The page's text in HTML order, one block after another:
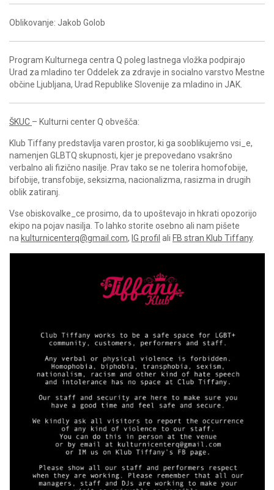
Oblikovanje: Jakob Golob
Program Kulturnega centra Q poleg lastnega vložka podpirajo
Urad za mladino ter Oddelek za zdravje in socialno varstvo Mestne
občine Ljubljana, Urad Republike Slovenije za mladino in JAK.
ŠKUC – Kulturni center Q obvešča:
Klub Tiffany predstavlja varen prostor, ki ga sooblikujemo vsi_e,
namenjen GLBTQ skupnosti, kjer je prepovedano vsakršno
verbalno ali fizično nasilje. Prav tako se ne tolerira homofobije,
bifobije, transfobije, seksizma, nacionalizma, rasizma in drugih
oblik zatiranj.
Vse obiskovalke_ce prosimo, da to upoštevajo in hkrati opozorijo
ekipo na pojav nasilja. To lahko storite osebno ali nam pišete
na kulturnicenterq@gmail.com, IG profil ali FB stran Klub Tiffany.